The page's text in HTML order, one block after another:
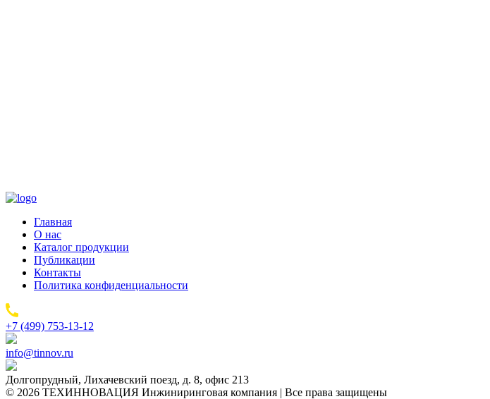
Главная
О нас
Каталог продукции
Публикации
Контакты
Политика конфиденциальности
+7 (499) 753-13-12
info@tinnov.ru
Долгопрудный, Лихачевский поезд, д. 8, офис 213
© 2026 ТЕХИННОВАЦИЯ Инжиниринговая компания | Все права защищены